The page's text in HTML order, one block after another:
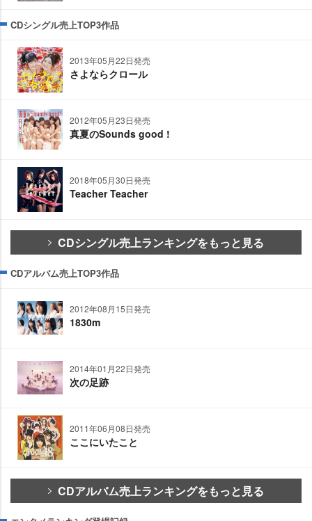
CDシングル売上TOP3作品
2013年05月22日発売
さよならクロール
2012年05月23日発売
真夏のSounds good !
2018年05月30日発売
Teacher Teacher
CDシングル売上ランキングをもっと見る
CDアルバム売上TOP3作品
2012年08月15日発売
1830m
2014年01月22日発売
次の足跡
2011年06月08日発売
ここにいたこと
CDアルバム売上ランキングをもっと見る